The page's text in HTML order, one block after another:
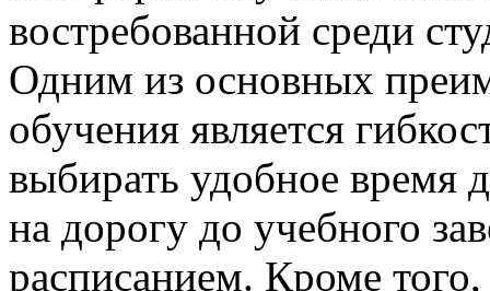
востребованной среди
Одним из основных
обучения является
выбирать удобное время
на дорогу до учебного
расписанием. Кроме